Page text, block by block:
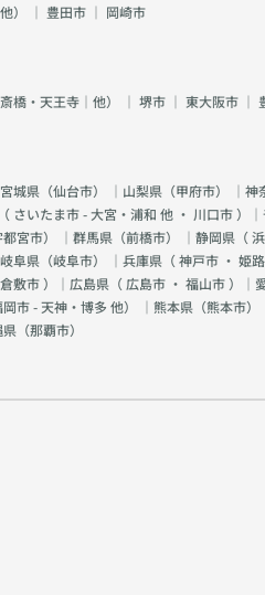
） ｜ 豊田市 ｜ 岡崎市
橋・天王寺｜他） ｜ 堺市 ｜ 東大阪市 ｜
城県（仙台市） ｜山梨県（甲府市） ｜神
さいたま市 - 大宮・浦和 他 ・ 川口市）
都宮市） ｜群馬県（前橋市） ｜静岡県（
阜県（岐阜市） ｜兵庫県（神戸市 ・ 姫
倉敷市）｜広島県（ 広島市 ・ 福山市）｜
岡市 - 天神・博多 他） ｜熊本県（熊本市）
県（那覇市）